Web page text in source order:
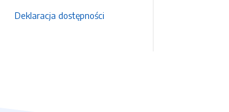
Deklaracja dostępności